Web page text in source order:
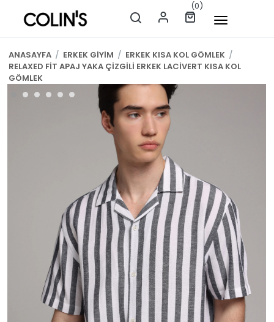
(0)
ANASAYFA / ERKEK GİYİM / ERKEK KISA KOL GÖMLEK /
RELAXED FİT APAJ YAKA ÇİZGİLİ ERKEK LACİVERT KISA KOL
GÖMLEK